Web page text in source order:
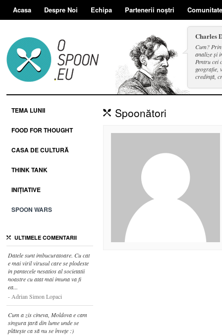
Acasa Despre Noi Echipa Partenerii noștri
Charles
Cum?
analize și
Pentru cei
geografie,
credință,
TEMA LUNII
FOOD FOR THOUGHT
CASA DE CULTURĂ
THINK TANK
INIȚIATIVE
SPOON WARS
ULTIMELE COMENTARII
Datele sunt imbucuratoare. Cu cat
e mai viril virusul care se plodeste
in pantecele nesatios al societatii
noastre cu atat mai imuna va fi
ea...
Adrian Simon Lopaci
Cum a zis cineva, Moldova e cam
singura țară din lume unde se
plătește ca să nu se învețe :)
Spoonători